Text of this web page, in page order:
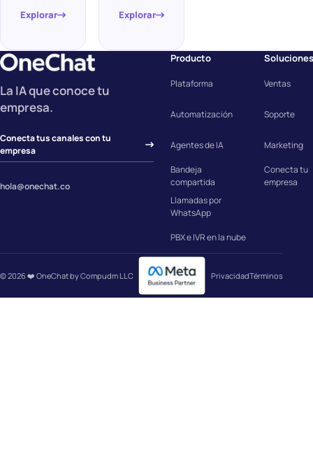
Explorar Explorar
La IA que conoce tu
empresa.
Conecta tus canales con tu
empresa
hola@onechat.co
Producto
Plataforma
Automatización
Agentes de IA
Bandeja
compartida
Llamadas por
WhatsApp
PBX e IVR en la nube
Soluciones
Ventas
Soporte
Marketing
Conecta tu
empresa
© 2026 ❤️ OneChat by Compudm LLC PrivacidadTérminos